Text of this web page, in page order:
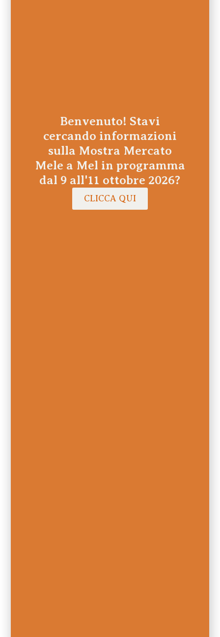
Benvenuto! Stavi
cercando informazioni
sulla Mostra Mercato
Mele a Mel in programma
dal 9 all'11 ottobre 2026?
CLICCA QUI